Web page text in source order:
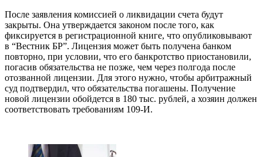
После заявления комиссией о ликвидации счета будут
закрыты. Она утверждается законом после того, как
фиксируется в регистрационной книге, что опубликовывают
в “Вестник БР”. Лицензия может быть получена банком
повторно, при условии, что его банкротство приостановили,
погасив обязательства не позже, чем через полгода после
отозванной лицензии. Для этого нужно, чтобы арбитражный
суд подтвердил, что обязательства погашены. Получение
новой лицензии обойдется в 180 тыс. рублей, а хозяин должен
соответствовать требованиям 109-И.